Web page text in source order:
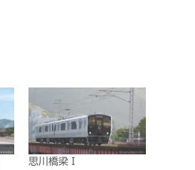
思川橋梁Ⅰ